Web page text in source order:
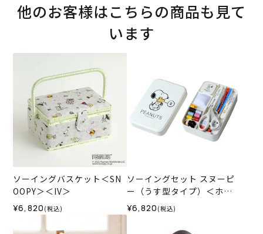
他のお客様はこちらの商品も見て
います
ソーイングバスケット＜SN
OOPY＞＜IV＞
¥6,820 (税込)
ソーイングセット スヌーピ
ー（うす型タイプ）＜ホワ
イト＞
¥6,820 (税込)